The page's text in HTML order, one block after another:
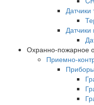
Датчики
Охранно-пожарное
Приемно-